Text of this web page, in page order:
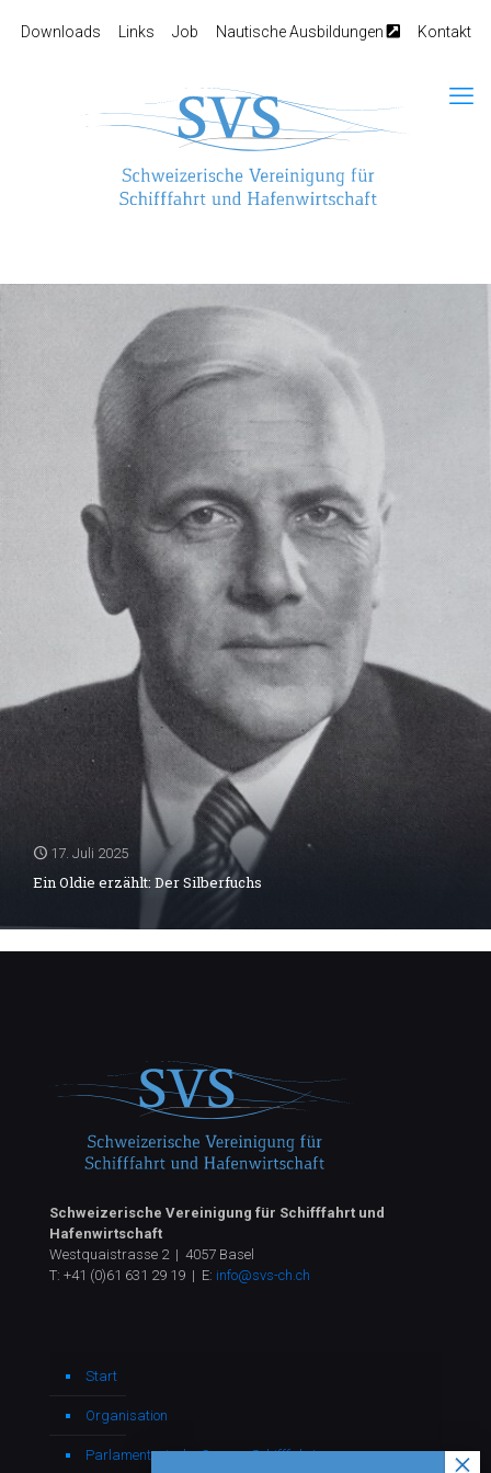
Downloads Links Job Nautische Ausbildungen Kontakt
17. Juli 2025
Ein Oldie erzählt: Der Silberfuchs
Schweizerische Vereinigung für Schifffahrt und
Hafenwirtschaft
Westquaistrasse 2 | 4057 Basel
T: +41 (0)61 631 29 19 | E: info@svs-ch.ch
Start
Organisation
Parlamentarische Gruppe Schifffahrt